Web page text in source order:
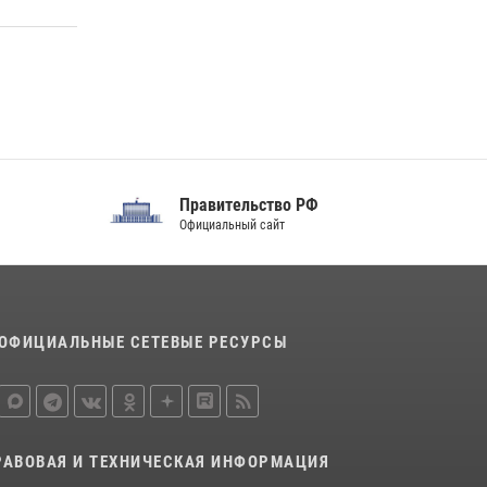
Правительство РФ
Официальный сайт
СЕТЕВЫЕ РЕСУРСЫ
И ТЕХНИЧЕСКАЯ ИНФОРМАЦИЯ